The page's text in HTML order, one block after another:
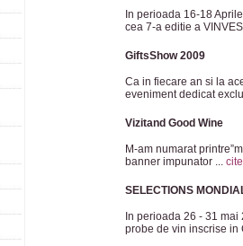
In perioada 16-18
cea 7-a editie a
GiftsShow 2009
Ca in fiecare an si la
eveniment dedicat
Vizitand Good Wine
M-am numarat
banner impunator ...
SELECTIONS
In perioada 26 - 31
probe de vin inscrise in